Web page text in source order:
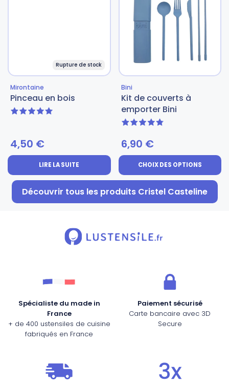
Rupture de stock
Mirontaine
Pinceau en bois
4,50 €
LIRE LA SUITE
Bini
Kit de couverts à
emporter Bini
4.83 sur 5
6,90 €
CHOIX DES OPTIONS
Découvrir tous les produits Cristel Casteline
Spécialiste du made in
France
+ de 400 ustensiles de cuisine
fabriqués en France
Paiement sécurisé
Carte bancaire avec 3D
Secure